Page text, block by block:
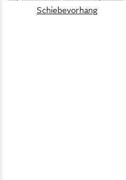
Schiebevorhang